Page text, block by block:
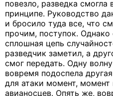
повезло, разведка
принципе. Руководство
и бросило туда все, что
прочим, поступок. Однако
сплошная цепь
разведчик заметил, а
смог передать. Одну
вовремя подоспела
для атаки момент, момент
авианосцев. Опять же,